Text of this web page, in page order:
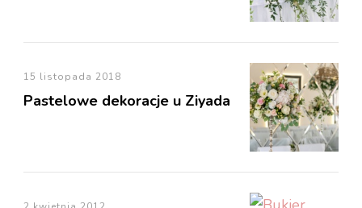
15 listopada 2018
Pastelowe dekoracje u Ziyada